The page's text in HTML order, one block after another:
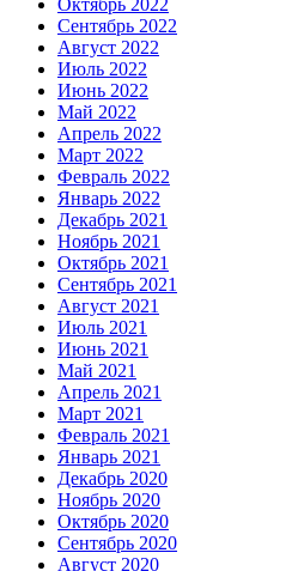
Сентябрь 2022
Август 2022
Июль 2022
Июнь 2022
Май 2022
Апрель 2022
Март 2022
Февраль 2022
Январь 2022
Декабрь 2021
Ноябрь 2021
Октябрь 2021
Сентябрь 2021
Август 2021
Июль 2021
Июнь 2021
Май 2021
Апрель 2021
Март 2021
Февраль 2021
Январь 2021
Декабрь 2020
Ноябрь 2020
Октябрь 2020
Сентябрь 2020
Август 2020